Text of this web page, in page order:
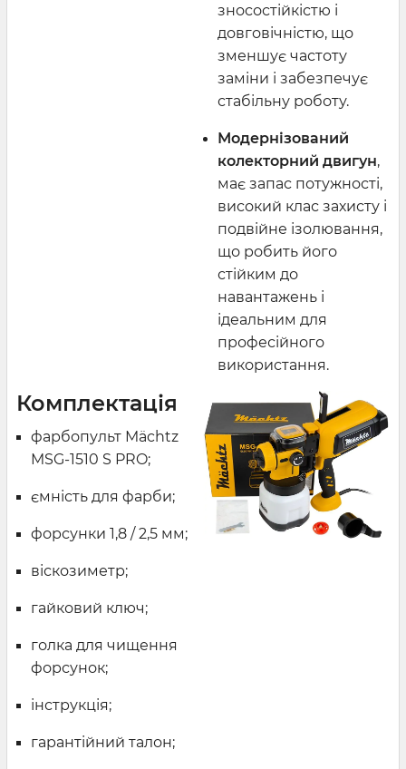
зносостійкістю і
довговічністю, що
зменшує частоту
заміни і забезпечує
стабільну роботу.
Модернізований
колекторний двигун,
має запас потужності,
високий клас захисту і
подвійне ізолювання,
що робить його
стійким до
навантажень і
ідеальним для
професійного
використання.
Комплектація
фарбопульт Mächtz
MSG-1510 S PRO;
ємність для фарби;
форсунки 1,8 / 2,5 мм;
віскозиметр;
гайковий ключ;
голка для чищення
форсунок;
інструкція;
гарантійний талон;